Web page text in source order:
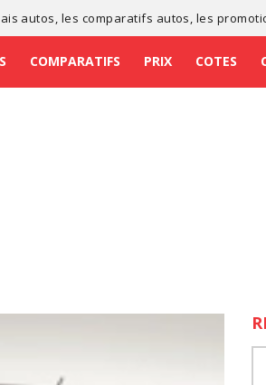
autos , les comparatifs autos , les
COMPARATIFS PRIX COTES